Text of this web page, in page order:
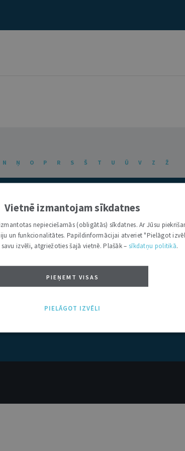
N Ņ O P R S Š T U Ū V Z Ž
Vietnē izmantojam sīkdatnes
nepieciešamās (obligātās) sīkdatnes. Ar Jūsu
un funkcionalitātes. Papildinformācijai atveriet "Pielāgot
izvēli, atgriežoties šajā vietnē. Plašāk – sīkdatņu politikā.
PIEŅEMT VISAS
PIELĀGOT IZVĒLI